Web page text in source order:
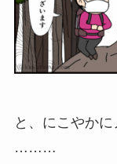
と、にこやかに
………